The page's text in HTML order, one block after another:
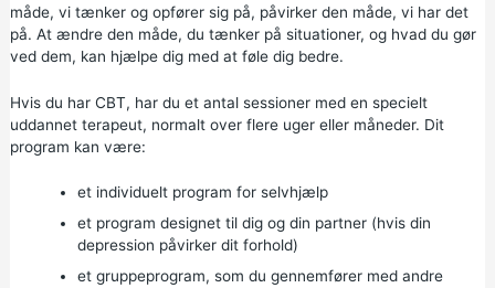
måde, vi tænker og opfører sig på, påvirker den måde, vi har det
på. At ændre den måde, du tænker på situationer, og hvad du gør
ved dem, kan hjælpe dig med at føle dig bedre.
Hvis du har CBT, har du et antal sessioner med en specielt
uddannet terapeut, normalt over flere uger eller måneder. Dit
program kan være:
et individuelt program for selvhjælp
et program designet til dig og din partner (hvis din
depression påvirker dit forhold)
et gruppeprogram, som du gennemfører med andre